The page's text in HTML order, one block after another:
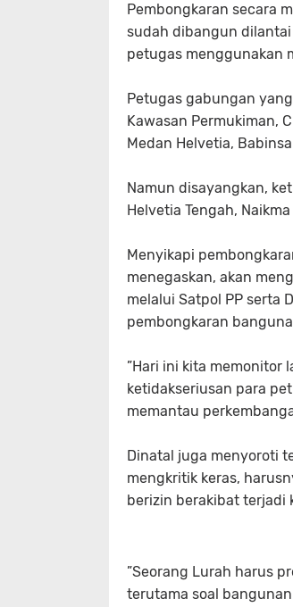
‎Pembongkaran secara
sudah dibangun
petugas menggunakan
‎Petugas gabungan
Kawasan Permukiman,
Medan Helvetia,
‎Namun disayangkan,
Helvetia Tengah,
‎Menyikapi
menegaskan, akan
melalui Satpol PP serta
pembongkaran
‎”Hari ini kita memonitor
ketidakseriusan para
memantau
‎Dinatal juga menyoroti
mengkritik keras,
berizin berakibat terjadi
‎”Seorang Lurah harus
terutama soal